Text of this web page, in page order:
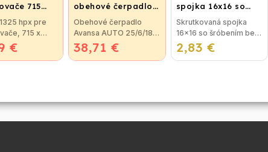
715
€
hpx pre
715 x
120-186 mm
obehové čerpadlo,
pripojovací závit
6/4"
38,71 €
Obehové čerpadlo
Avansa AUTO 25/6/180
Obehové čerpadlo
Avansa AUTO 25/60
spojka 16x16 so
šróbením
2,83 €
Skrutkovaná spojka
16x16 so šróbením bez
nutnosti lisovania,
použitie pre